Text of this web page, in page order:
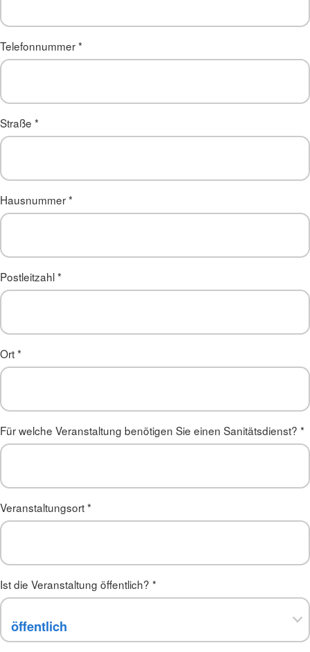
Telefonnummer*
Straße *
Hausnummer*
Postleitzahl*
Ort*
Für welche Veranstaltung benötigen Sie einen Sanitätsdienst? *
Veranstaltungsort*
Ist die Veranstaltung öffentlich? *